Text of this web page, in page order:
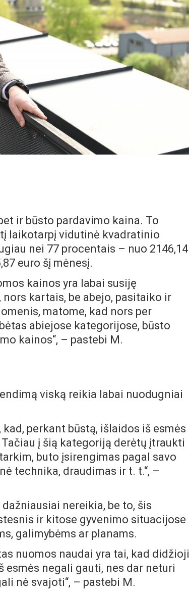
ir būsto pardavimo kaina. To
laikotarpį vidutinė kvadratinio
nei 77 procentais – nuo 2146,14
euro šį mėnesį.
kainos yra labai susiję
kartais, be abejo, pasitaiko ir
matome, kad nors per
abiejose kategorijose, būsto
kainos“, – pastebi M.
viską reikia labai nuodugniai
perkant būstą, išlaidos iš esmės
į šią kategoriją derėtų įtraukti
buto įsirengimas pagal savo
technika, draudimas ir t. t.“, –
nereikia, be to, šis
ir kitose gyvenimo situacijose
galimybėms ar planams.
nuomos naudai yra tai, kad didžioji
negali gauti, nes dar neturi
nė svajoti“, – pastebi M.